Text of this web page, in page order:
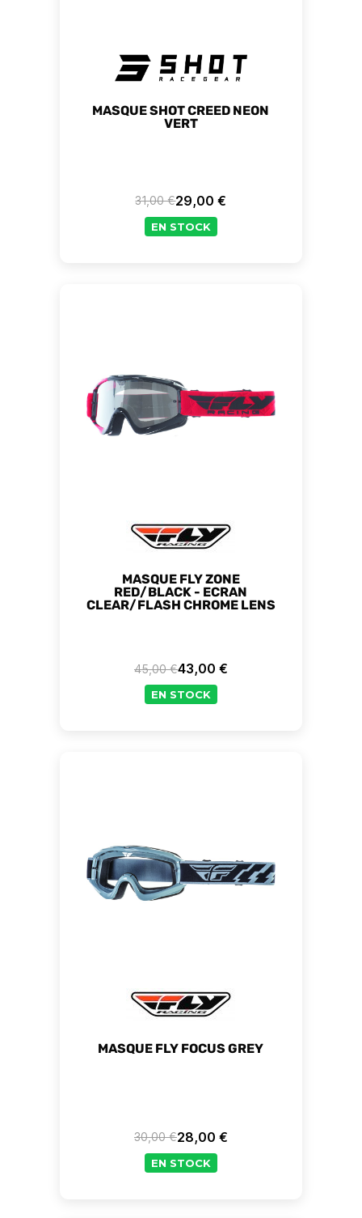
MASQUE SHOT CREED NEON
VERT
Prix de base
31,00 € Prix
29,00 €
EN STOCK
MASQUE FLY ZONE
RED/BLACK - ECRAN
CLEAR/FLASH CHROME LENS
Prix de base
45,00 €Prix
43,00 €
EN STOCK
MASQUE FLY FOCUS GREY
Prix de base
30,00 € Prix
28,00 €
EN STOCK